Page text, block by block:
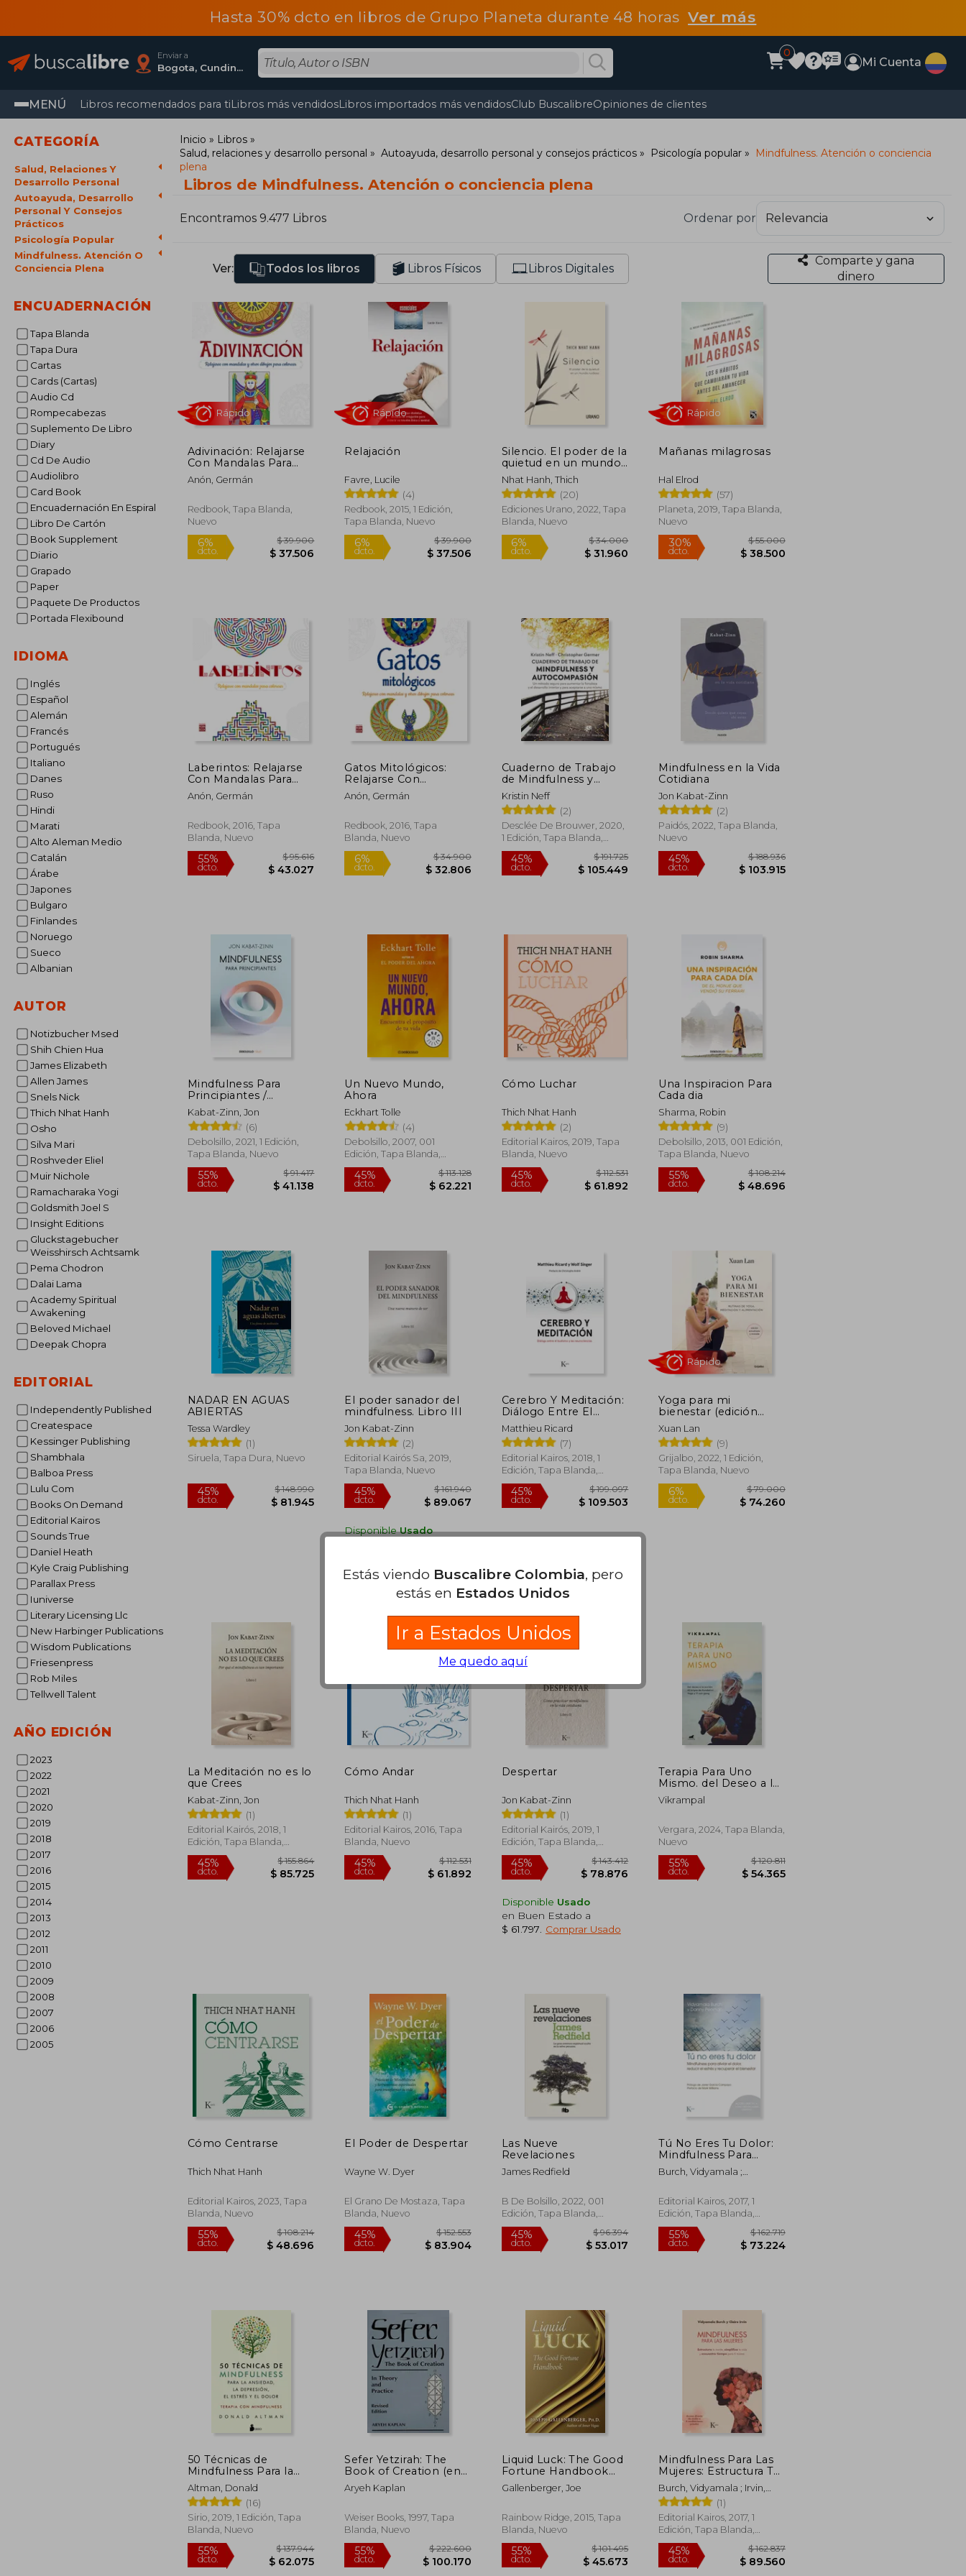
Hasta 30% dcto en libros de Grupo Planeta durante 48 horasVer más
Enviar a
Bogota, Cundinamarca
0
Mi Cuenta
MENÚ Libros recomendados para tiLibros más vendidosLibros importados más vendidosClub BuscalibreOpiniones de clientes
CATEGORÍA
Salud, Relaciones Y
Desarrollo Personal
Autoayuda, Desarrollo
Personal Y Consejos
Prácticos
Psicología Popular
Mindfulness. Atención O
Conciencia Plena
ENCUADERNACIÓN
Tapa Blanda
Tapa Dura
Cartas
Cards (Cartas)
Audio Cd
Rompecabezas
Suplemento De Libro
Diary
Cd De Audio
Audiolibro
Card Book
Encuadernación En Espiral
Libro De Cartón
Book Supplement
Diario
Grapado
Paper
Paquete De Productos
Portada Flexibound
IDIOMA
Inglés
Español
Alemán
Francés
Portugués
Italiano
Danes
Ruso
Hindi
Marati
Alto Aleman Medio
Catalán
Árabe
Japones
Bulgaro
Finlandes
Noruego
Sueco
Albanian
AUTOR
Notizbucher Msed
Shih Chien Hua
James Elizabeth
Allen James
Snels Nick
Thich Nhat Hanh
Osho
Silva Mari
Roshveder Eliel
Muir Nichole
Ramacharaka Yogi
Goldsmith Joel S
Insight Editions
Gluckstagebucher
Weisshirsch Achtsamk
Pema Chodron
Dalai Lama
Academy Spiritual
Awakening
Beloved Michael
Deepak Chopra
EDITORIAL
Independently Published
Createspace
Kessinger Publishing
Shambhala
Balboa Press
Lulu Com
Books On Demand
Editorial Kairos
Sounds True
Daniel Heath
Kyle Craig Publishing
Parallax Press
Iuniverse
Literary Licensing Llc
New Harbinger Publications
Wisdom Publications
Friesenpress
Rob Miles
Tellwell Talent
AÑO EDICIÓN
2023
2022
2021
2020
2019
2018
2017
2016
2015
2014
2013
2012
2011
2010
2009
2008
2007
2006
2005
Inicio
Libros
Salud, relaciones y desarrollo personal
Autoayuda, desarrollo personal y consejos prácticos Psicología popular
Mindfulness. Atención o conciencia
plena
Libros de Mindfulness. Atención o conciencia plena
Encontramos 9.477 Libros Ordenar por
Ver: Todos los libros Libros Físicos Libros Digitales
Comparte y gana
dinero
Adivinación: Relajarse
Con Mandalas Para
Colorear
Anón, Germán
Redbook, Tapa Blanda,
Nuevo
Rápido
Relajación
Favre, Lucile
(4)
Redbook, 2015, 1 Edición,
Tapa Blanda, Nuevo
$ 37.506
Silencio. El poder de la
quietud en un mundo
ruidoso
Nhat Hanh, Thich
(20)
Ediciones Urano, 2022, Tapa
Blanda, Nuevo
$ 31.960
Mañanas milagrosas
Hal Elrod
(57)
Planeta, 2019, Tapa Blanda,
Nuevo
Rápido
Laberintos: Relajarse
Con Mandalas Para
Colorear
Anón, Germán
Redbook, 2016, Tapa
Blanda, Nuevo
55%
dcto.
Gatos Mitológicos:
Relajarse Con
Mandalas Para
Colorear
Anón, Germán
Redbook, 2016, Tapa
Blanda, Nuevo
6%
dcto.
$ 34.900
$ 32.806
Cuaderno de Trabajo
de Mindfulness y
Autocompasión. Un
Método Seguro Para
Aumentar la Fortaleza
y el Desarrollo Interior
y Para Aceptarse a
Kristin Neff
(2)
Desclée De Brouwer, 2020,
1 Edición, Tapa Blanda,
Nuevo
45%
dcto. $ 105.449
Mindfulness en la Vida
Cotidiana
Jon Kabat-Zinn
(2)
Paidós, 2022, Tapa Blanda,
Nuevo
45%
dcto.
Mindfulness Para
Principiantes /
Mindfulness for
Beginners
Kabat-Zinn, Jon
(6)
Debolsillo, 2021, 1 Edición,
Tapa Blanda, Nuevo
55%
dcto.
Un Nuevo Mundo,
Ahora
Eckhart Tolle
(4)
Debolsillo, 2007, 001
Edición, Tapa Blanda,
Nuevo
45%
Cómo Luchar
Thich Nhat Hanh
(2)
Editorial Kairos, 2019, Tapa
Blanda, Nuevo
45%
dcto.
$ 112.531
$ 61.892
Una Inspiracion Para
Cada dia
Sharma, Robin
(9)
Debolsillo, 2013, 001 Edición,
Tapa Blanda, Nuevo
55%
dcto.
NADAR EN AGUAS
ABIERTAS
Tessa Wardley
(1)
Siruela, Tapa Dura, Nuevo
45%
dcto.
El poder sanador del
mindfulness. Libro III
Jon Kabat-Zinn
(2)
Editorial Kairós Sa, 2019,
Tapa Blanda, Nuevo
$ 161.940
$ 89.067
DisponibleUsado
Cerebro Y Meditación:
Diálogo Entre El
Budismo Y Las
Neurociencias
Matthieu Ricard
(7)
Editorial Kairos, 2018, 1
Edición, Tapa Blanda,
Nuevo
$ 199.097
$ 109.503
Yoga para mi
bienestar (edición
actualizada). Rutinas de
alimentación,
meditación y yoga
Xuan Lan
(9)
Grijalbo, 2022, 1 Edición,
Tapa Blanda, Nuevo
La Meditación no es lo
que Crees
Kabat-Zinn, Jon
(1)
Editorial Kairós, 2018, 1
Edición, Tapa Blanda,
Nuevo
45%
dcto. $ 85.725
Cómo Andar
Thich Nhat Hanh
(1)
Editorial Kairos, 2016, Tapa
Blanda, Nuevo
45%
dcto.
Despertar
Jon Kabat-Zinn
(1)
Editorial Kairós, 2019, 1
Edición, Tapa Blanda,
Nuevo
45%
dcto.
$ 143.412
$ 78.876
Disponible Usado
en Buen Estado a
$ 61.797
Comprar Usado
Terapia Para Uno
Mismo. del Deseo a la
Acción: 42 Kriyas de
Kundalini Yoga Y 11
Therapy
Vikrampal
Vergara, 2024, Tapa Blanda,
Nuevo
55%
Cómo Centrarse
Thich Nhat Hanh
Editorial Kairos, 2023, Tapa
Blanda, Nuevo
55%
dcto. $ 48.696
El Poder de Despertar
Wayne W. Dyer
El Grano De Mostaza, Tapa
Blanda, Nuevo
45%
dcto. $ 83.904
Las Nueve
Revelaciones
James Redfield
B De Bolsillo, 2022, 001
Edición, Tapa Blanda,
Nuevo
45%
dcto.
$ 96.394
$ 53.017
Tú No Eres Tu Dolor:
Mindfulness Para
Aliviar El Dolor,
Reducir El Estrés Y
Bienestar
Burch, Vidyamala ;
Editorial Kairos, 2017, 1
Edición, Tapa Blanda,
Nuevo
55%
dcto.
50 Técnicas de
Mindfulness Para la
Ansiedad, la
Depresión, el Estrés y
el Dolor: Mindfulness
Como Terapia
Altman, Donald
(16)
Sirio, 2019, 1 Edición, Tapa
Blanda, Nuevo
Sefer Yetzirah: The
Book of Creation (en
Inglés)
Aryeh Kaplan
Weiser Books, 1997, Tapa
Blanda, Nuevo
Liquid Luck: The Good
Fortune Handbook
(en Inglés)
Gallenberger, Joe
Rainbow Ridge, 2015, Tapa
Blanda, Nuevo
Mindfulness Para Las
Mujeres: Estructura Tu
Mente, Simplifica Tu
Vida Y Encuentra
Tiempo Para Ti Misma
Burch, Vidyamala ; Irvin,
Claire
(1)
Editorial Kairos, 2017, 1
Edición, Tapa Blanda,
Nuevo
Estás viendo Buscalibre Colombia, pero
estás en Estados Unidos
Ir a Estados Unidos
Me quedo aquí